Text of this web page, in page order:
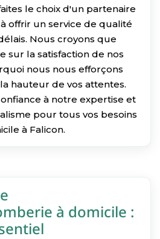
le choix d'un partenaire
offrir un service de qualité
Nous croyons que
sur la satisfaction de nos
nous nous efforçons
hauteur de vos attentes.
à notre expertise et
pour tous vos besoins
à Falicon.
à domicile :